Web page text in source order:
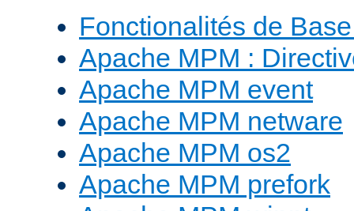
Fonctionalités de
Apache MPM :
Apache MPM event
Apache MPM netware
Apache MPM os2
Apache MPM prefork